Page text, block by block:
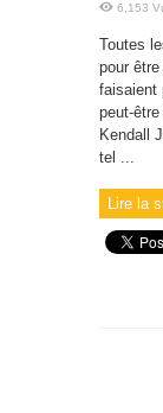
6,153
Toutes
pour
faisaient
peut-
Kendall
tel ...
Lire la